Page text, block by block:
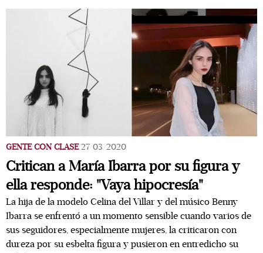
GENTE CON CLASE 27/03/2020
Critican a María Ibarra por su figura y
ella responde: "Vaya hipocresía"
La hija de la modelo Celina del Villar y del músico Benny
Ibarra se enfrentó a un momento sensible cuando varios de
sus seguidores, especialmente mujeres, la criticaron con
dureza por su esbelta figura y pusieron en entredicho su